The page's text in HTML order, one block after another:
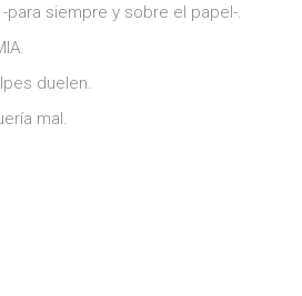
siempre y sobre el papel-.
duelen.
mal.